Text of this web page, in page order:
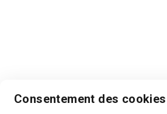
Consentement des cookies